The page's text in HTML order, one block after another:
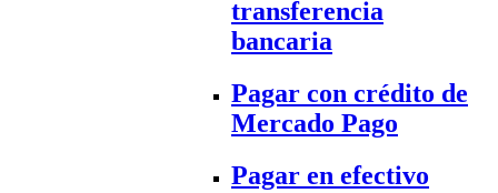
transferencia
bancaria
Pagar con crédito de
Mercado Pago
Pagar en efectivo